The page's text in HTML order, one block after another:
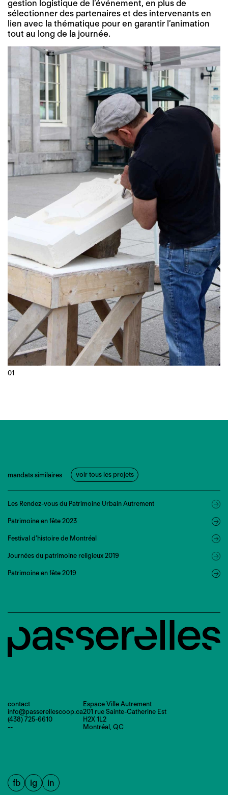
gestion logistique de l’événement, en plus de
sélectionner des partenaires et des intervenants en
lien avec la thématique pour en garantir l’animation
tout au long de la journée.
mandats similaires voir tous les projets
Les Rendez-vous du Patrimoine Urbain Autrement
Patrimoine en fête 2023
Festival d’histoire de Montréal
Journées du patrimoine religieux 2019
Patrimoine en fête 2019
fb ig in
contact
info@passerellescoop.ca
(438) 725-6610
--
Espace Ville Autrement
201 rue Sainte-Catherine Est
H2X 1L2
Montréal, QC